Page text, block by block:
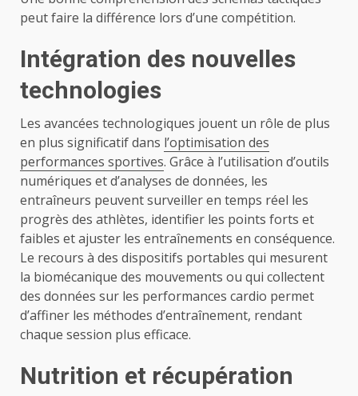
peut faire la différence lors d’une compétition.
Intégration des nouvelles
technologies
Les avancées technologiques jouent un rôle de plus
en plus significatif dans l’optimisation des
performances sportives. Grâce à l’utilisation d’outils
numériques et d’analyses de données, les
entraîneurs peuvent surveiller en temps réel les
progrès des athlètes, identifier les points forts et
faibles et ajuster les entraînements en conséquence.
Le recours à des dispositifs portables qui mesurent
la biomécanique des mouvements ou qui collectent
des données sur les performances cardio permet
d’affiner les méthodes d’entraînement, rendant
chaque session plus efficace.
Nutrition et récupération